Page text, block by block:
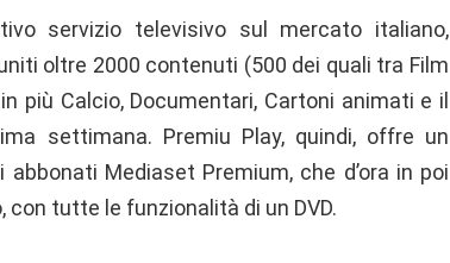
servizio televisivo sul mercato italiano,
oltre 2000 contenuti (500 dei quali tra Film
più Calcio, Documentari, Cartoni animati e il
settimana. Premiu Play, quindi, offre un
Mediaset Premium, che d’ora in poi
tutte le funzionalità di un DVD.